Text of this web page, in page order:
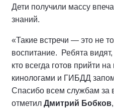
Дети получили массу
знаний.
«Такие встречи — это не
воспитание. Ребята
кто всегда готов прийти
кинологами и ГИБДД
Спасибо всем службам за
отметил Дмитрий Бобков